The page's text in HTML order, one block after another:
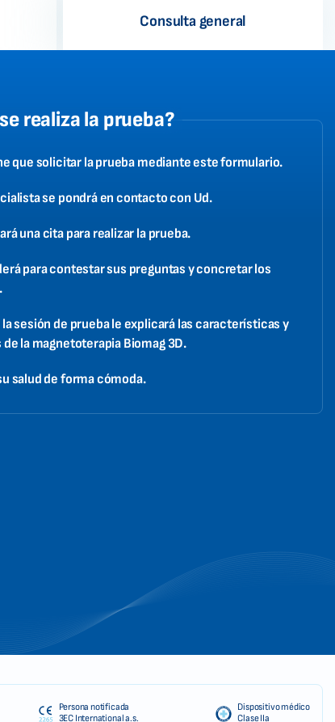
Consulta general
realiza la prueba?
que solicitar la prueba mediante este formulario.
se pondrá en contacto con Ud.
una cita para realizar la prueba.
para contestar sus preguntas y concretar los
sesión de prueba le explicará las características y
de la magnetoterapia Biomag 3D.
salud de forma cómoda.
Persona notificada
3EC International a.s.
Dispositivo médico
Clase IIa